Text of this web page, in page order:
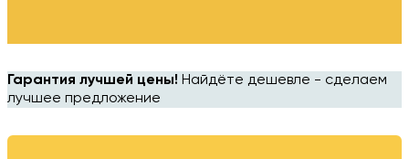
Гарантия лучшей цены! Найдёте дешевле - сделаем
лучшее предложение